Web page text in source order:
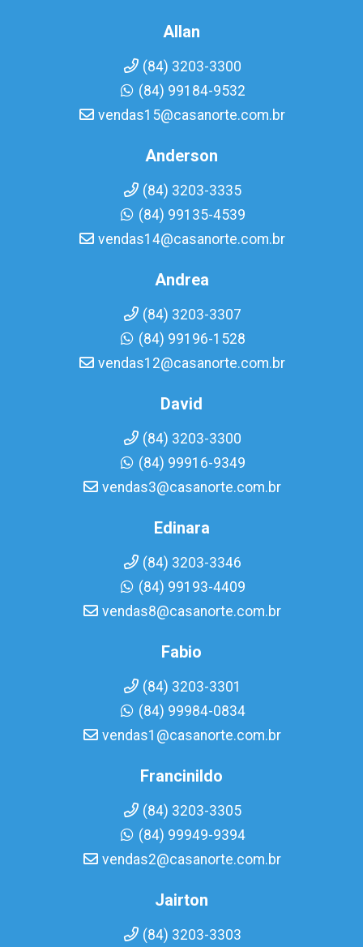
Allan
(84) 3203-3300
(84) 99184-9532
vendas15@casanorte.com.br
Anderson
(84) 3203-3335
(84) 99135-4539
vendas14@casanorte.com.br
Andrea
(84) 3203-3307
(84) 99196-1528
vendas12@casanorte.com.br
David
(84) 3203-3300
(84) 99916-9349
vendas3@casanorte.com.br
Edinara
(84) 3203-3346
(84) 99193-4409
vendas8@casanorte.com.br
Fabio
(84) 3203-3301
(84) 99984-0834
vendas1@casanorte.com.br
Francinildo
(84) 3203-3305
(84) 99949-9394
vendas2@casanorte.com.br
Jairton
(84) 3203-3303